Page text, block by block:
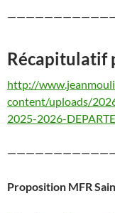
Récapitulatif
http://
content/uploads/
2025-2026-
Proposition MFR